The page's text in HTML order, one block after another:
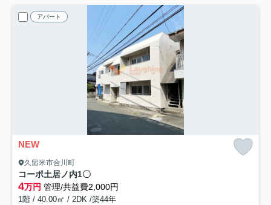
アパート
NEW
久留米市合川町
コーポ土居ノ内1〇
4万円 管理/共益費2,000円
1階 / 40.00㎡ / 2DK /築44年